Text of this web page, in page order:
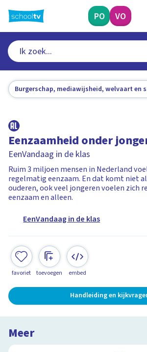
naar
hoofdinhoud
PO VO
Burgerschap, mediawijsheid, welvaart en
Eenzaamheid onder
EenVandaag in de klas
Ruim 3 miljoen mensen in Nederland
regelmatig eenzaam. En dat komt niet
ouderen, ook veel jongeren voelen zich
eenzaam en alleen.
EenVandaag in de klas
favoriet toevoegen embed
Handleiding en
Meer